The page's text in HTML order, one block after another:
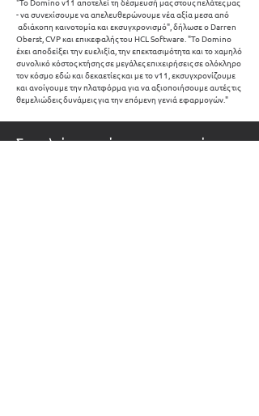
- να συνεχίσουμε να απελευθερώνουμε νέα αξία μεσα από
αδιάκοπη καινοτομία και εκσυγχρονισμό", δήλωσε ο Darren
Oberst, CVP και επικεφαλής του HCL Software. "Το Domino
έχει αποδείξει την ευελιξία, την επεκτασιμότητα και το χαμηλό
συνολικό κόστος κτήσης σε μεγάλες επιχειρήσεις σε ολόκληρο
τον κόσμο εδώ και δεκαετίες και με το v11, εκσυγχρονίζουμε
και ανοίγουμε την πλατφόρμα για να αξιοποιήσουμε αυτές τις
θεμελιώδεις δυνάμεις για την επόμενη γενιά εφαρμογών."
Στα πλαίσια αυτής της συνεργασίας